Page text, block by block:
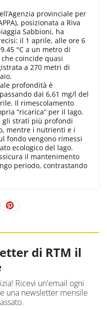
provinciale per
posizionata a Riva
Sabbioni, ha
il 1 aprile, alle ore 6
°C a un metro di
coincide quasi
a 270 metri di
profondità è
dai 6,61 mg/l del
Il rimescolamento
“ricarica” per il lago.
gli strati più profondi
mentre i nutrienti e i
fondo vengono rimessi
ecologico del lago.
il mantenimento
periodo, contrastando
di RTM il
Ricevi un'email ogni
una newsletter mensile